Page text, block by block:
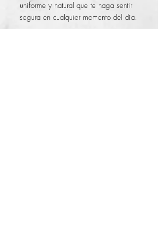
uniforme y natural que te haga sentir
segura en cualquier momento del día.